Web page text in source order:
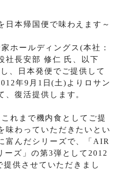
日本帰国便で味わえます～
ホールディングス(本社：
社長安部 修仁 氏、以下
、日本発便でご提供して
年9 月 1 日(土) よりロサン
、復活提供します。
れまで機内食としてご提
味わっていただきたいとい
富んだシリーズで、「 AIR
ーズ」の第3弾として 2012
提供させていただきまし